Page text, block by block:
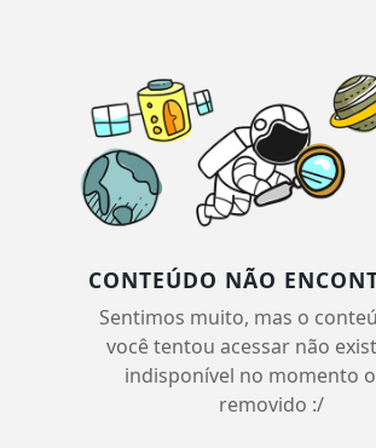
CONTEÚDO NÃO
Sentimos muito, mas o
você tentou acessar não
indisponível no momento
removido :/